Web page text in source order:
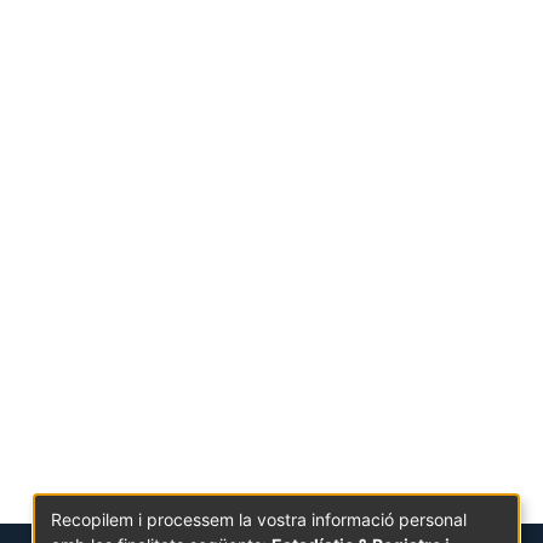
Recopilem i processem la vostra informació personal